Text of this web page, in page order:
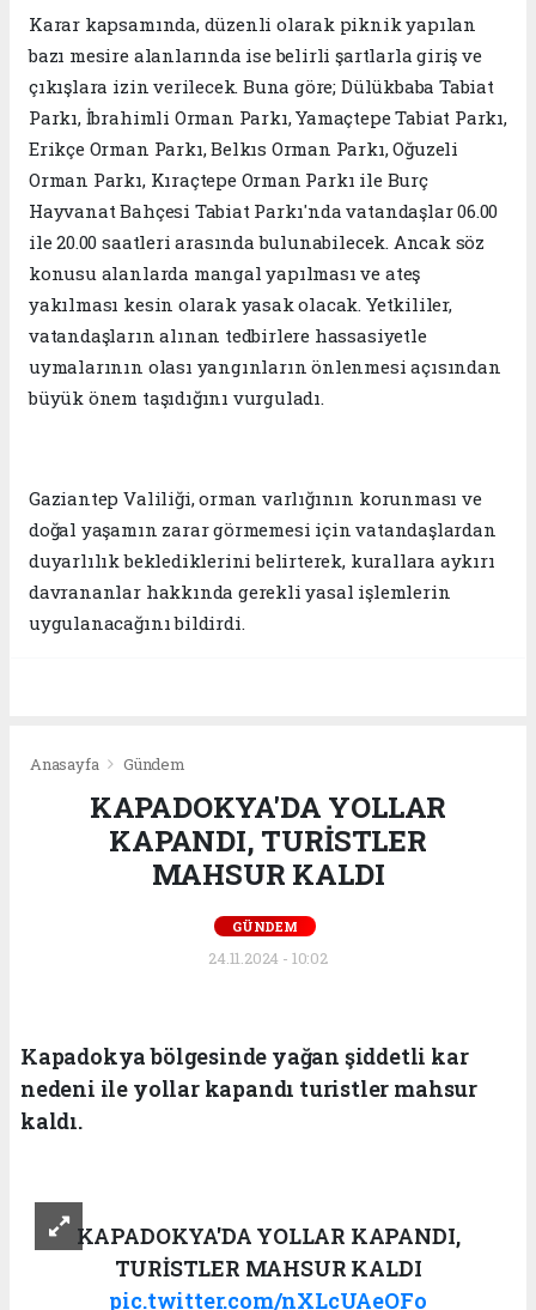
Karar kapsamında, düzenli olarak piknik yapılan
bazı mesire alanlarında ise belirli şartlarla giriş ve
çıkışlara izin verilecek. Buna göre; Dülükbaba Tabiat
Parkı, İbrahimli Orman Parkı, Yamaçtepe Tabiat Parkı,
Erikçe Orman Parkı, Belkıs Orman Parkı, Oğuzeli
Orman Parkı, Kıraçtepe Orman Parkı ile Burç
Hayvanat Bahçesi Tabiat Parkı'nda vatandaşlar 06.00
ile 20.00 saatleri arasında bulunabilecek. Ancak söz
konusu alanlarda mangal yapılması ve ateş
yakılması kesin olarak yasak olacak. Yetkililer,
vatandaşların alınan tedbirlere hassasiyetle
uymalarının olası yangınların önlenmesi açısından
büyük önem taşıdığını vurguladı.
Gaziantep Valiliği, orman varlığının korunması ve
doğal yaşamın zarar görmemesi için vatandaşlardan
duyarlılık beklediklerini belirterek, kurallara aykırı
davrananlar hakkında gerekli yasal işlemlerin
uygulanacağını bildirdi.
Anasayfa Gündem
KAPADOKYA'DA YOLLAR
KAPANDI, TURİSTLER
MAHSUR KALDI
GÜNDEM
24.11.2024 - 10:02
Kapadokya bölgesinde yağan şiddetli kar
nedeni ile yollar kapandı turistler mahsur
kaldı.
KAPADOKYA'DA YOLLAR KAPANDI,
TURİSTLER MAHSUR KALDI
pic.twitter.com/nXLcUAeOFo